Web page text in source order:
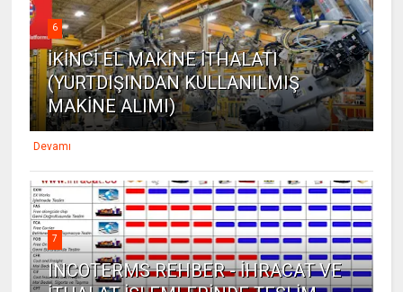
6
İKİNCİ EL MAKİNE İTHALATI
(YURTDIŞINDAN KULLANILMIŞ
MAKİNE ALIMI)
Devamı
7
INCOTERMS REHBER - İHRACAT VE